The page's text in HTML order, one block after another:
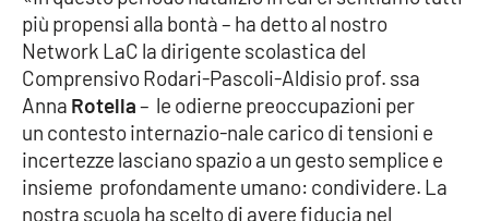
Parchi Marini Calabria
Leggendo Alvaro insieme
Imprese Di Calabria
Le perfidie di Antonella Grippo
più propensi alla bontà – ha detto al nostro
Network LaC la dirigente scolastica del
Comprensivo Rodari-Pascoli-Aldisio prof. ssa
Anna Rotella– le odierne preoccupazioni per
un contesto internazio-nale carico di tensioni e
incertezze lasciano spazio a un gesto semplice e
insieme profondamente umano: condividere. La
nostra scuola ha scelto di avere fiducia nel